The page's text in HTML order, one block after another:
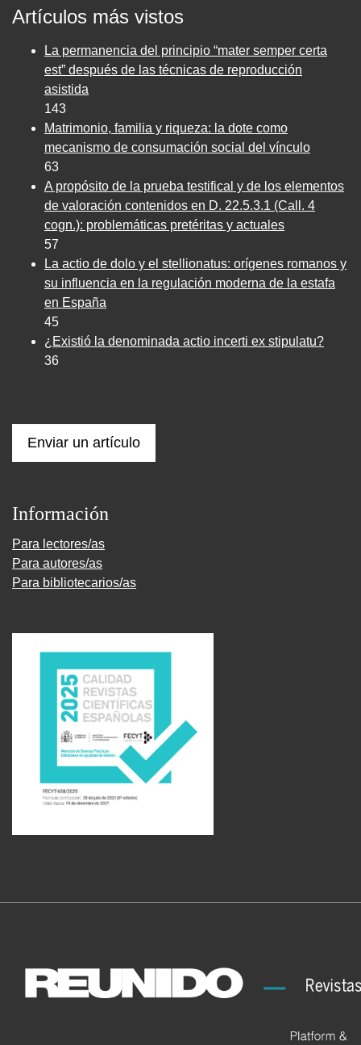
Artículos más vistos
La permanencia del principio “mater semper certa
est” después de las técnicas de reproducción
asistida
143
Matrimonio, familia y riqueza: la dote como
mecanismo de consumación social del vínculo
63
A propósito de la prueba testifical y de los elementos
de valoración contenidos en D. 22.5.3.1 (Call. 4
cogn.): problemáticas pretéritas y actuales
57
La actio de dolo y el stellionatus: orígenes romanos y
su influencia en la regulación moderna de la estafa
en España
45
¿Existió la denominada actio incerti ex stipulatu?
36
Enviar un artículo
Información
Para lectores/as
Para autores/as
Para bibliotecarios/as